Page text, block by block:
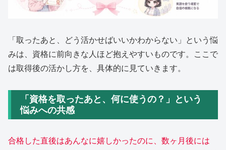
「取ったあと、どう活かせばいいかわからない」という悩
みは、資格に前向きな人ほど抱えやすいものです。ここで
は取得後の活かし方を、具体的に見ていきます。
「資格を取ったあと、何に使うの？」という
悩みへの共感
合格した直後はあんなに嬉しかったのに、数ヶ月後には